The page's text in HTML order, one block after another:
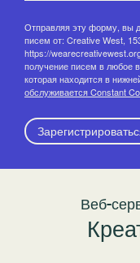
Отправляя эту форму, вы
писем от: Creative West,
https://
получение писем в любое
которая находится в
обслуживается Constant
Веб-